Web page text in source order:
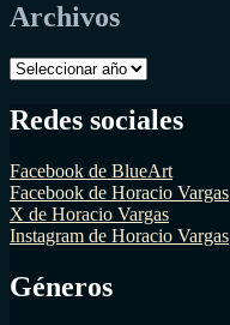
Archivos
Archivos
Redes sociales
Facebook de BlueArt
Facebook de Horacio Vargas
X de Horacio Vargas
Instagram de Horacio Vargas
Géneros